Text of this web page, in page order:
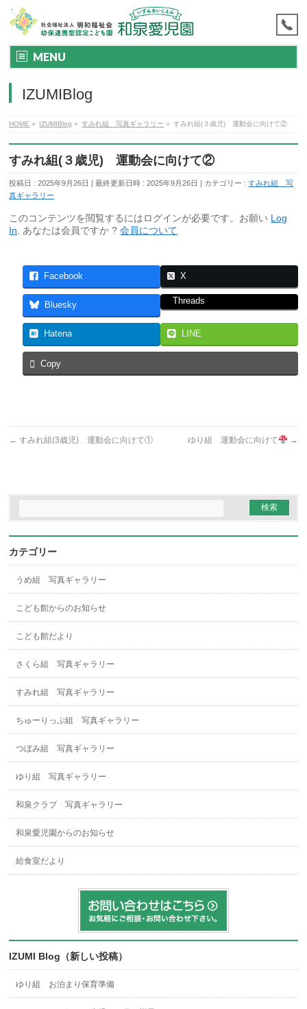
MENU
IZUMIBlog
HOME » IZUMIBlog » すみれ組 写真ギャラリー » すみれ組(３歳児) 運動会に向けて②
すみれ組(３歳児) 運動会に向けて②
投稿日 : 2025年9月26日 最終更新日時 : 2025年9月26日 カテゴリー :すみれ組 写
真ギャラリー
このコンテンツを閲覧するにはログインが必要です。お願い Log
In . あなたは会員ですか ?会員について
Facebook X
Bluesky Threads
Hatena LINE
Copy
← すみれ組(3歳児) 運動会に向けて① ゆり組 運動会に向けて →
カテゴリー
うめ組 写真ギャラリー
こども館からのお知らせ
こども館だより
さくら組 写真ギャラリー
すみれ組 写真ギャラリー
ちゅーりっぷ組 写真ギャラリー
つぼみ組 写真ギャラリー
ゆり組 写真ギャラリー
和泉クラブ 写真ギャラリー
和泉愛児園からのお知らせ
給食室だより
IZUMI Blog（新しい投稿）
ゆり組 お泊まり保育準備